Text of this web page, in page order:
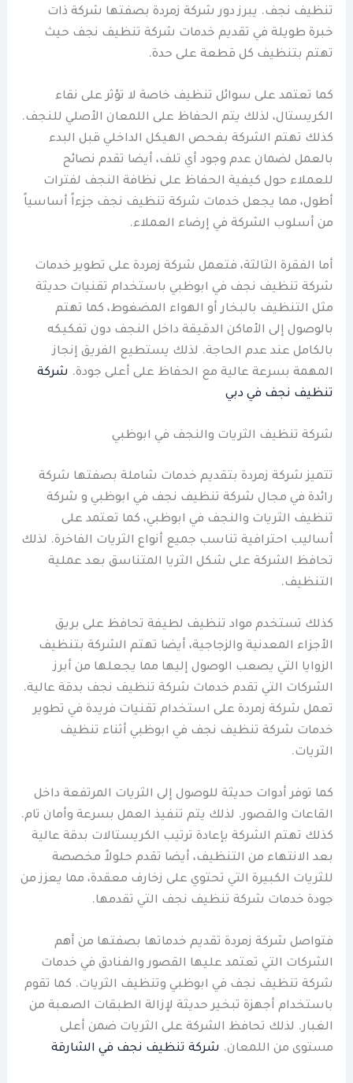
تنظيف نجف. يبرز دور شركة زمردة بصفتها شركة ذات
خبرة طويلة في تقديم خدمات شركة تنظيف نجف حيث
تهتم بتنظيف كل قطعة على حدة.
كما تعتمد على سوائل تنظيف خاصة لا تؤثر على نقاء
الكريستال، لذلك يتم الحفاظ على اللمعان الأصلي للنجف.
كذلك تهتم الشركة بفحص الهيكل الداخلي قبل البدء
بالعمل لضمان عدم وجود أي تلف، أيضا تقدم نصائح
للعملاء حول كيفية الحفاظ على نظافة النجف لفترات
أطول، مما يجعل خدمات شركة تنظيف نجف جزءاً أساسياً
من أسلوب الشركة في إرضاء العملاء.
أما الفقرة الثالثة، فتعمل شركة زمردة على تطوير خدمات
شركة تنظيف نجف في ابوظبي باستخدام تقنيات حديثة
مثل التنظيف بالبخار أو الهواء المضغوط، كما تهتم
بالوصول إلى الأماكن الدقيقة داخل النجف دون تفكيكه
بالكامل عند عدم الحاجة. لذلك يستطيع الفريق إنجاز
المهمة بسرعة عالية مع الحفاظ على أعلى جودة. شركة
تنظيف نجف في دبي
شركة تنظيف الثريات والنجف في ابوظبي
تتميز شركة زمردة بتقديم خدمات شاملة بصفتها شركة
رائدة في مجال شركة تنظيف نجف في ابوظبي و شركة
تنظيف الثريات والنجف في ابوظبي، كما تعتمد على
أساليب احترافية تناسب جميع أنواع الثريات الفاخرة. لذلك
تحافظ الشركة على شكل الثريا المتناسق بعد عملية
التنظيف.
كذلك تستخدم مواد تنظيف لطيفة تحافظ على بريق
الأجزاء المعدنية والزجاجية، أيضا تهتم الشركة بتنظيف
الزوايا التي يصعب الوصول إليها مما يجعلها من أبرز
الشركات التي تقدم خدمات شركة تنظيف نجف بدقة عالية.
تعمل شركة زمردة على استخدام تقنيات فريدة في تطوير
خدمات شركة تنظيف نجف في ابوظبي أثناء تنظيف
الثريات.
كما توفر أدوات حديثة للوصول إلى الثريات المرتفعة داخل
القاعات والقصور. لذلك يتم تنفيذ العمل بسرعة وأمان تام.
كذلك تهتم الشركة بإعادة ترتيب الكريستالات بدقة عالية
بعد الانتهاء من التنظيف، أيضا تقدم حلولاً مخصصة
للثريات الكبيرة التي تحتوي على زخارف معقدة، مما يعزز من
جودة خدمات شركة تنظيف نجف التي تقدمها.
فتواصل شركة زمردة تقديم خدماتها بصفتها من أهم
الشركات التي تعتمد عليها القصور والفنادق في خدمات
شركة تنظيف نجف في ابوظبي وتنظيف الثريات. كما تقوم
باستخدام أجهزة تبخير حديثة لإزالة الطبقات الصعبة من
الغبار. لذلك تحافظ الشركة على الثريات ضمن أعلى
مستوى من اللمعان. شركة تنظيف نجف في الشارقة